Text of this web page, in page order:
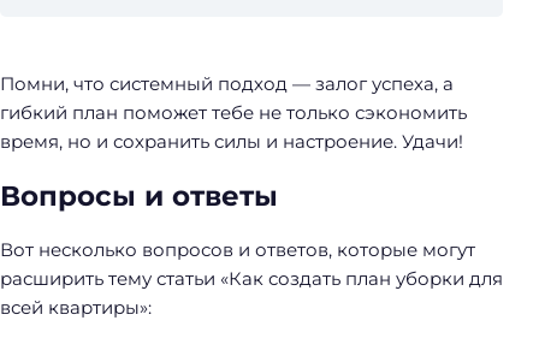
Помни, что системный подход — залог успеха, а
гибкий план поможет тебе не только сэкономить
время, но и сохранить силы и настроение. Удачи!
Вопросы и ответы
Вот несколько вопросов и ответов, которые могут
расширить тему статьи «Как создать план уборки для
всей квартиры»: